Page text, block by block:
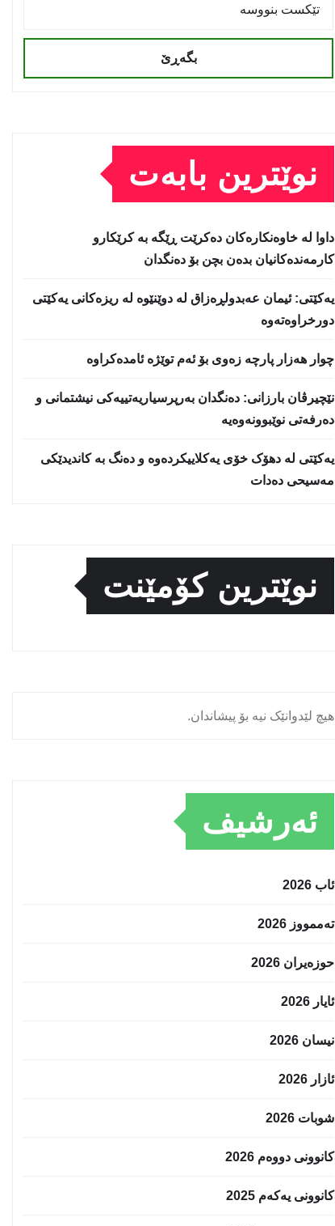
بگەڕێ
نوێترین بابەت
داوا لە خاوەنکارەکان دەکرێت ڕێگە بە کرێکارو
کارمەندەکانیان بدەن بچن بۆ دەنگدان
یه‌كێتی: ئیمان عه‌بدولڕه‌زاق له‌ دوێنێوه‌ له‌ ریزه‌كانی یه‌كێتی
دورخراوه‌ته‌وه‌
چوار هەزار پارچە زەوی بۆ ئەم توێژە ئامدەکراوە
نێچيرڤان بارزانى: دەنگدان بەرپرسیاريه‌تییەکی نیشتمانى و
دەرفەتی نوێبوونەوەیە
یەکێتی لە دهۆک خۆی یەکلاییکردەوە و دەنگ بە کاندیدێکی
مەسیحی دەدات
نوێترین کۆمێنت
هیچ لێدوانێک نیە بۆ پیشاندان.
ئەرشیف
ئاب 2026
تەممووز 2026
حوزه‌یران 2026
ئایار 2026
نیسان 2026
ئازار 2026
شوبات 2026
کانوونی دووەم 2026
کانوونی یەکەم 2025